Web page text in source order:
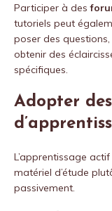
Participer à des
tutoriels peut
poser des
obtenir des
spécifiques.
Adopter
L’apprentissage
matériel d’étude
passivement.